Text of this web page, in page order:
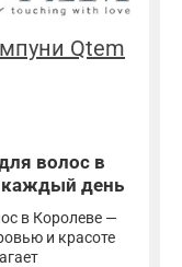
Qtem
волос в
каждый день
в Королеве —
и красоте